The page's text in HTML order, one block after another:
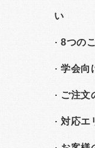
い
8つの
学会向
ご注文
対応エ